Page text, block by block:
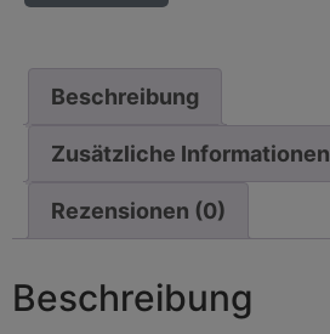
Beschreibung
Zusätzliche Informationen
Rezensionen (0)
Beschreibung